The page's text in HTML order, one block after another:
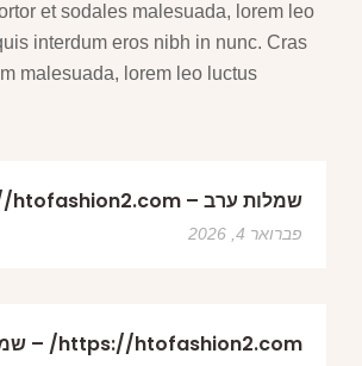
et sodales malesuada, lorem leo
interdum eros nibh in nunc. Cras
malesuada, lorem leo luctus
שמלות ערב – https://htofashion2.com/
פברואר 4, 2026
https://htofashion2.com/ – שמלות ערב